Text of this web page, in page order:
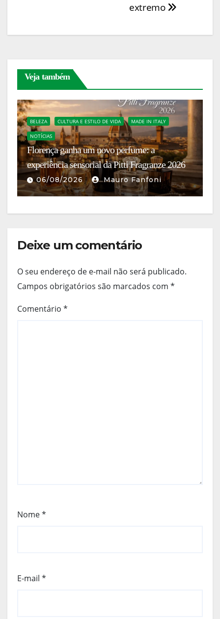
extremo
Veja também
BELEZA CULTURA E ESTILO DE VIDA MADE IN ITALY
NOTÍCIAS
Florença ganha um novo perfume: a
experiência sensorial da Pitti Fragranze 2026
06/08/2026 Mauro Fanfoni
Deixe um comentário
O seu endereço de e-mail não será publicado.
Campos obrigatórios são marcados com *
Comentário *
Nome*
E-mail *